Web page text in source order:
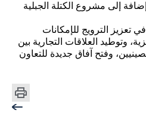
إضافة إلى مشروع الكتلة الجبلية
تعزيز الترويج للإمكانات
وتوطيد العلاقات التجارية بين
وفتح آفاق جديدة للتعاون